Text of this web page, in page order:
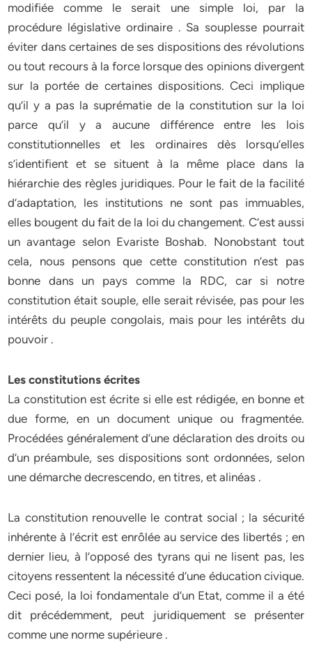
modifiée comme le serait une simple loi, par la
procédure législative ordinaire . Sa souplesse pourrait
éviter dans certaines de ses dispositions des révolutions
ou tout recours à la force lorsque des opinions divergent
sur la portée de certaines dispositions. Ceci implique
qu’il y a pas la suprématie de la constitution sur la loi
parce qu’il y a aucune différence entre les lois
constitutionnelles et les ordinaires dès lorsqu’elles
s’identifient et se situent à la même place dans la
hiérarchie des règles juridiques. Pour le fait de la facilité
d’adaptation, les institutions ne sont pas immuables,
elles bougent du fait de la loi du changement. C’est aussi
un avantage selon Evariste Boshab. Nonobstant tout
cela, nous pensons que cette constitution n’est pas
bonne dans un pays comme la RDC, car si notre
constitution était souple, elle serait révisée, pas pour les
intérêts du peuple congolais, mais pour les intérêts du
pouvoir .
Les constitutions écrites
La constitution est écrite si elle est rédigée, en bonne et
due forme, en un document unique ou fragmentée.
Procédées généralement d’une déclaration des droits ou
d’un préambule, ses dispositions sont ordonnées, selon
une démarche decrescendo, en titres, et alinéas .
La constitution renouvelle le contrat social ; la sécurité
inhérente à l’écrit est enrôlée au service des libertés ; en
dernier lieu, à l’opposé des tyrans qui ne lisent pas, les
citoyens ressentent la nécessité d’une éducation civique.
Ceci posé, la loi fondamentale d’un Etat, comme il a été
dit précédemment, peut juridiquement se présenter
comme une norme supérieure .